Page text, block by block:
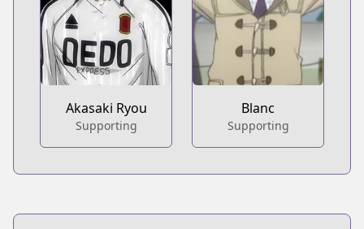
Akasaki Ryou
Supporting
Blanc
Supporting